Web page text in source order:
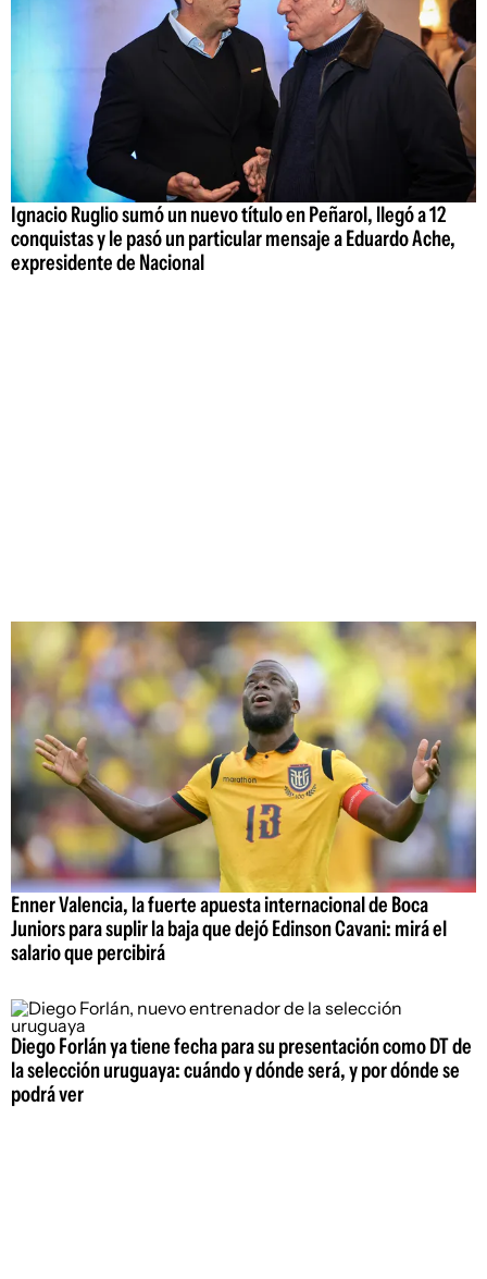
Ignacio Ruglio sumó un nuevo título en Peñarol, llegó a 12
conquistas y le pasó un particular mensaje a Eduardo Ache,
expresidente de Nacional
Enner Valencia, la fuerte apuesta internacional de Boca
Juniors para suplir la baja que dejó Edinson Cavani: mirá el
salario que percibirá
Diego Forlán ya tiene fecha para su presentación como DT de
la selección uruguaya: cuándo y dónde será, y por dónde se
podrá ver